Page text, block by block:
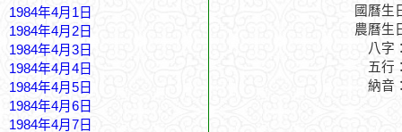
1984年4月1日
1984年4月2日
1984年4月3日
1984年4月4日
1984年4月5日
1984年4月6日
1984年4月7日
國曆生
農曆生
八字
五行
納音